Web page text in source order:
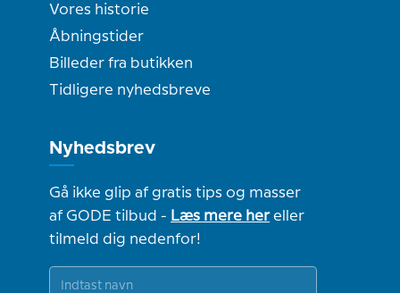
Vores historie
Åbningstider
Billeder fra butikken
Tidligere nyhedsbreve
Nyhedsbrev
Gå ikke glip af gratis tips og masser
af GODE tilbud - Læs mere hereller
tilmeld dig nedenfor!